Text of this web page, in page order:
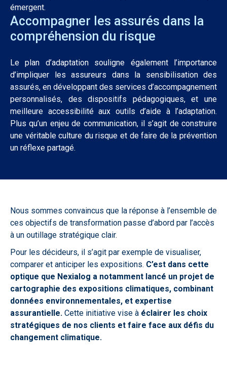
émergent.
Accompagner les assurés dans la
compréhension du risque
Le plan d’adaptation souligne également l’importance
d’impliquer les assureurs dans la sensibilisation des
assurés, en développant des services d’accompagnement
personnalisés, des dispositifs pédagogiques, et une
meilleure accessibilité aux outils d’aide à l’adaptation.
Plus qu’un enjeu de communication, il s’agit de construire
une véritable culture du risque et de faire de la prévention
un réflexe partagé.
Nous sommes convaincus que la réponse à l’ensemble de
ces objectifs de transformation passe d’abord par l’accès
à un outillage stratégique clair.
Pour les décideurs, il s’agit par exemple de visualiser,
comparer et anticiper les expositions. C’est dans cette
optique que Nexialog a notamment lancé un projet de
cartographie des expositions climatiques, combinant
données environnementales, et expertise
assurantielle. Cette initiative vise à éclairer les choix
stratégiques de nos clients et faire face aux défis du
changement climatique.